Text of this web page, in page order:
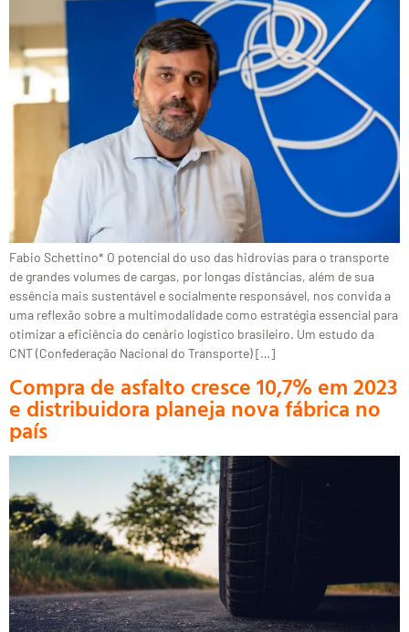
Fabio Schettino* O potencial do uso das hidrovias para o transporte
de grandes volumes de cargas, por longas distâncias, além de sua
essência mais sustentável e socialmente responsável, nos convida a
uma reflexão sobre a multimodalidade como estratégia essencial para
otimizar a eficiência do cenário logístico brasileiro. Um estudo da
CNT (Confederação Nacional do Transporte) […]
Compra de asfalto cresce 10,7% em 2023
e distribuidora planeja nova fábrica no
país